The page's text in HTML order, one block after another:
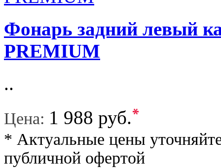
Фонарь задний левый
PREMIUM
..
Цена: 1 988 руб.*
* Актуальные цены
публичной офертой